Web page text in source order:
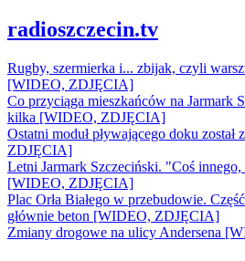
radioszczecin.tv
Rugby, szermierka i... zbijak, czyli
[WIDEO, ZDJĘCIA]
Co przyciąga mieszkańców na Jarmark
kilka [WIDEO, ZDJĘCIA]
Ostatni moduł pływającego doku
ZDJĘCIA]
Letni Jarmark Szczeciński. "Coś
[WIDEO, ZDJĘCIA]
Plac Orła Białego w przebudowie.
głównie beton [WIDEO, ZDJĘCIA]
Zmiany drogowe na ulicy Andersena